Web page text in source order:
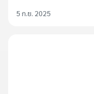
5 ก.ย. 2025